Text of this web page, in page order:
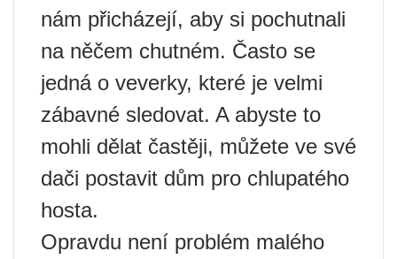
nám přicházejí, aby si pochutnali
na něčem chutném. Často se
jedná o veverky, které je velmi
zábavné sledovat. A abyste to
mohli dělat častěji, můžete ve své
dači postavit dům pro chlupatého
hosta.
Opravdu není problém malého